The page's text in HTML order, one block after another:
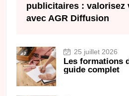
publicitaires : valorisez
avec AGR Diffusion
25 juillet 2026
Les formations
guide complet